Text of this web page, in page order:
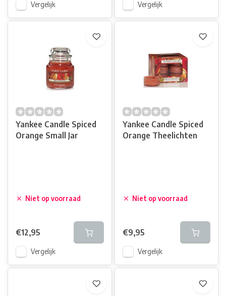
Vergelijk Vergelijk
Yankee Candle Spiced
Orange Small Jar
Niet op voorraad
€12,95
Vergelijk
Yankee Candle Spiced
Orange Theelichten
Niet op voorraad
€9,95
Vergelijk